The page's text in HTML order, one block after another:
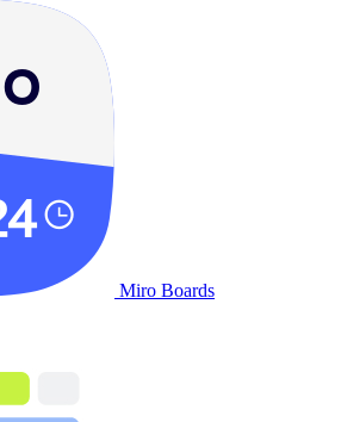
Miro Boards